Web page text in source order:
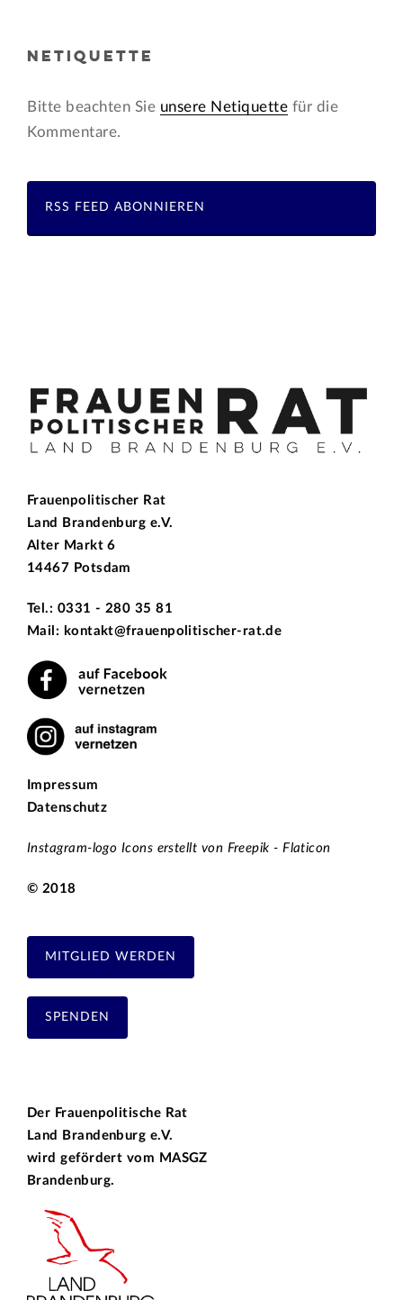
NETIQUETTE
Bitte beachten Sie unsere Netiquette für die
Kommentare.
RSS FEED ABONNIEREN
Frauenpolitischer Rat
Land Brandenburg e.V.
Alter Markt 6
14467 Potsdam
Tel.: 0331 - 280 35 81
Mail: kontakt@frauenpolitischer-rat.de
Impressum
Datenschutz
Instagram-logo Icons erstellt von Freepik - Flaticon
© 2018
MITGLIED WERDEN
SPENDEN
Der Frauenpolitische Rat
Land Brandenburg e.V.
wird gefördert vom MASGZ
Brandenburg.